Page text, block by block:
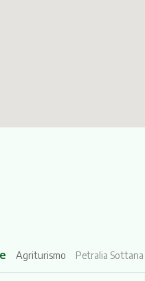
Agriturismo Petralia Sottana